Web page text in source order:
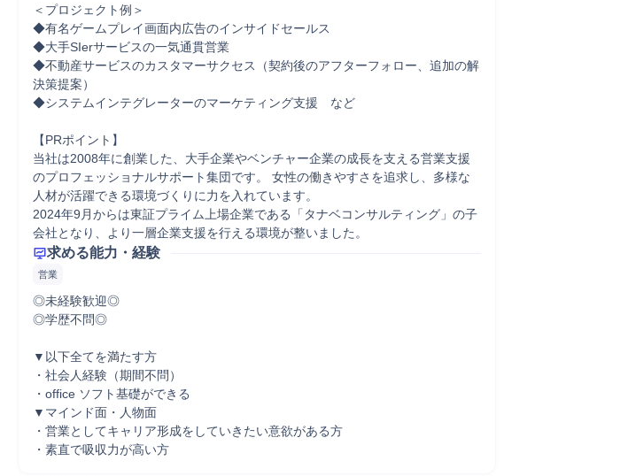
＜プロジェクト例＞
◆有名ゲームプレイ画面内広告のインサイドセールス
◆大手SIerサービスの一気通貫営業
◆不動産サービスのカスタマーサクセス（契約後のアフターフォロー、追加の解
決策提案）
◆システムインテグレーターのマーケティング支援　など
【PRポイント】
当社は2008年に創業した、大手企業やベンチャー企業の成長を支える営業支援
のプロフェッショナルサポート集団です。 女性の働きやすさを追求し、多様な
人材が活躍できる環境づくりに力を入れています。
2024年9月からは東証プライム上場企業である「タナベコンサルティング」の子
求める能力・経験
営業
◎未経験歓迎◎
◎学歴不問◎
▼以下全てを満たす方
・社会人経験（期間不問）
・office ソフト基礎ができる
▼マインド面・人物面
・営業としてキャリア形成をしていきたい意欲がある方
・素直で吸収力が高い方